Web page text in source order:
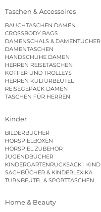
Taschen & Accessoires
BAUCHTASCHEN DAMEN
CROSSBODY BAGS
DAMENSCHALS & DAMENTÜCHER
DAMENTASCHEN
HANDSCHUHE DAMEN
HERREN REISETASCHEN
KOFFER UND TROLLEYS
HERREN KULTURBEUTEL
REISEGEPÄCK DAMEN
TASCHEN FÜR HERREN
Kinder
BILDERBÜCHER
HÖRSPIELBOXEN
HÖRSPIEL ZUBEHÖR
JUGENDBÜCHER
KINDERGARTENRUCKSACK |
SACHBÜCHER & KINDERLEXIKA
TURNBEUTEL & SPORTTASCHEN
Home & Beauty